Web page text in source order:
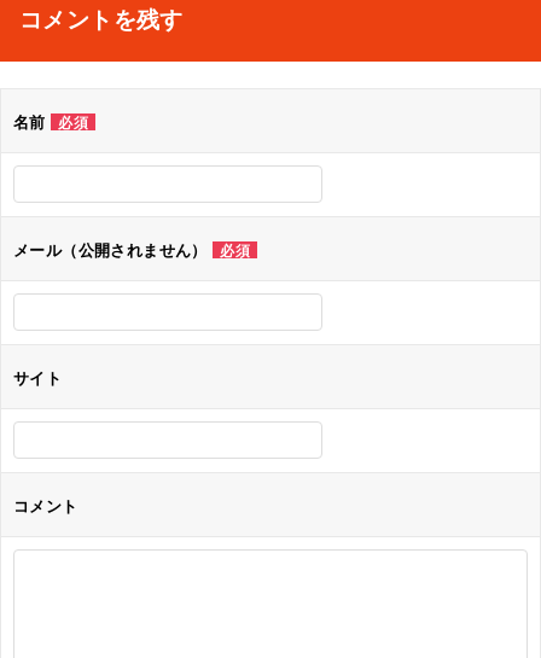
ビ
シ
コメントを残す
名前 必須
メール（公開されません） 必須
サイト
コメント